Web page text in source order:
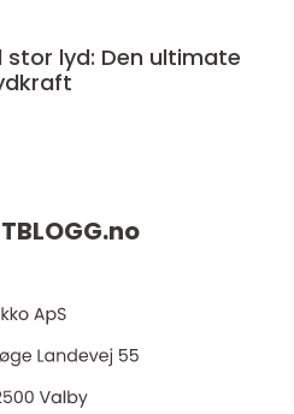
lyd: Den ultimate
no